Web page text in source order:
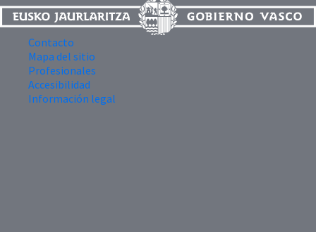
Contacto
Mapa del sitio
Profesionales
Accesibilidad
Información legal